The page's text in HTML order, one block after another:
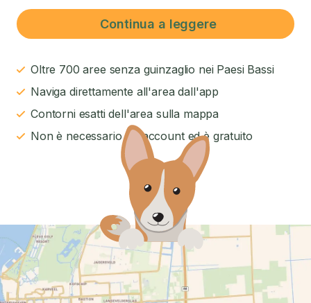
Continua a leggere
Oltre 700 aree senza guinzaglio nei Paesi Bassi
Naviga direttamente all'area dall'app
Contorni esatti dell'area sulla mappa
Non è necessario un account ed è gratuito